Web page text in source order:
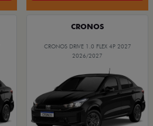
CRONOS
CRONOS DRIVE 1.0 FLEX 4P 2027
2026/2027